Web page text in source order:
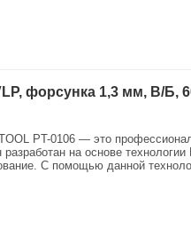
форсунка 1,3 мм, В/Б,
PT-0106 — это
на основе технологии
С помощью данной